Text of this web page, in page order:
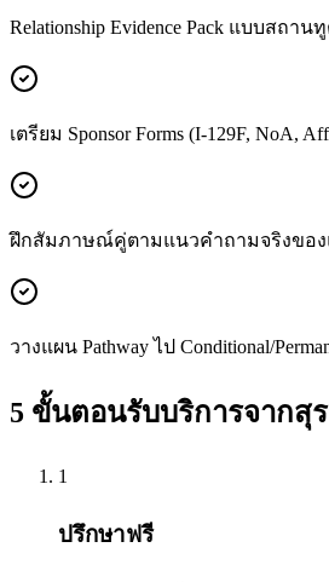
Relationship Evidence Pack แบบสถาน
เตรียม Sponsor Forms (I-129F, NoA,
ฝึกสัมภาษณ์คู่ตามแนวคำถามจริงของ
วางแผน Pathway ไป Conditional/
5 ขั้นตอนรับบริการจากสุ
1
ปรึกษาฟรี